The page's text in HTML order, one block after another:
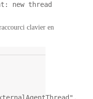
new thread
clavier en